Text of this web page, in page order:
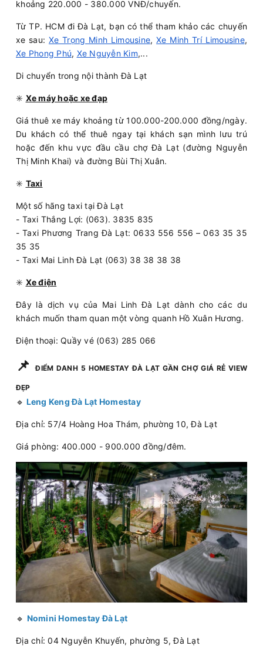
khoảng 220.000 - 380.000 VNĐ/chuyến.
Từ TP. HCM đi Đà Lạt, bạn có thể tham khảo các chuyến
xe sau: Xe Trọng Minh Limousine,Xe Minh Trí Limousine,
Xe Phong Phú, Xe Nguyễn Kim,...
Di chuyển trong nội thành Đà Lạt
✳️ Xe máy hoặc xe đạp
Giá thuê xe máy khoảng từ 100.000-200.000 đồng/ngày.
Du khách có thể thuê ngay tại khách sạn mình lưu trú
hoặc đến khu vực đầu cầu chợ Đà Lạt (đường Nguyễn
Thị Minh Khai) và đường Bùi Thị Xuân.
✳️ Taxi
Một số hãng taxi tại Đà Lạt
- Taxi Thắng Lợi: (063). 3835 835
- Taxi Phương Trang Đà Lạt: 0633 556 556 – 063 35 35
35 35
- Taxi Mai Linh Đà Lạt (063) 38 38 38 38
✳️ Xe điện
Đây là dịch vụ của Mai Linh Đà Lạt dành cho các du
khách muốn tham quan một vòng quanh Hồ Xuân Hương.
Điện thoại: Quầy vé (063) 285 066
📌ĐIỂM DANH 5 HOMESTAY ĐÀ LẠT GẦN CHỢ GIÁ RẺ VIEW
ĐẸP
🔹 Leng Keng Đà Lạt Homestay
Địa chỉ: 57/4 Hoàng Hoa Thám, phường 10, Đà Lạt
Giá phòng: 400.000 - 900.000 đồng/đêm.
🔹 Nomini Homestay Đà Lạt
Địa chỉ: 04 Nguyễn Khuyến, phường 5, Đà Lạt